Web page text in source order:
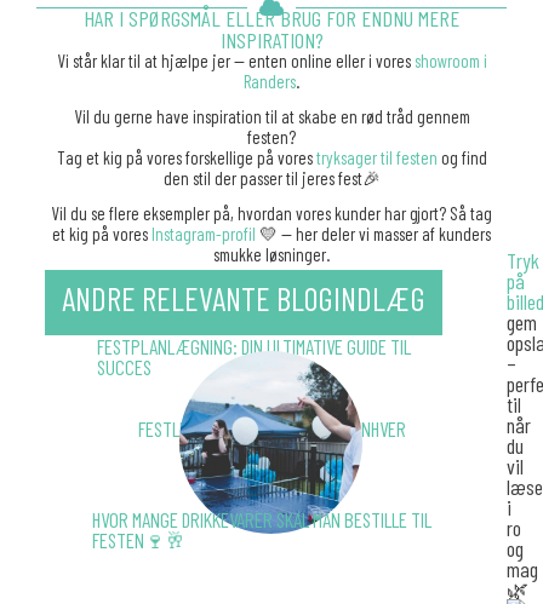
HAR I SPØRGSMÅL ELLER BRUG FOR ENDNU MERE
INSPIRATION?
Vi står klar til at hjælpe jer — enten online eller i vores showroom i
Randers.
Vil du gerne have inspiration til at skabe en rød tråd gennem
festen?
Tag et kig på vores forskellige på vorestryksager til festen og find
den stil der passer til jeres fest🎉
Vil du se flere eksempler på, hvordan vores kunder har gjort? Så tag
et kig på vores Instagram-profil 💛 — her deler vi masser af kunders
smukke løsninger.
ANDRE RELEVANTE BLOGINDLÆG
FESTPLANLÆGNING: DIN ULTIMATIVE GUIDE TIL
SUCCES
FESTLEGE 🎉: SJOVE IDÉER TIL ENHVER
ANLEDNING
HVOR MANGE DRIKKEVARER SKAL MAN BESTILLE TIL
FESTEN🍷🥂
Tryk
på
gem
–
til
når
du
vil
læse
i
ro
og
mag
🌿